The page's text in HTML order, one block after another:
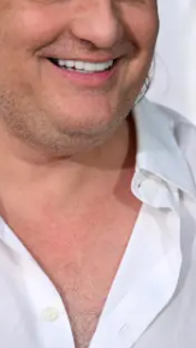
Un
7,1 se
julio en